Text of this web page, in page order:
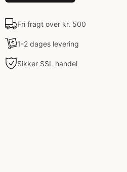
Fri fragt over kr. 500
1-2 dages levering
Sikker SSL handel